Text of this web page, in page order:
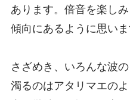
あります。倍音を楽し
傾向にあるように思いま
さざめき、いろんな波
濁るのはアタリマエの